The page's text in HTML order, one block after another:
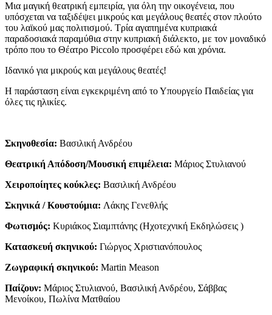
Μια μαγική θεατρική εμπειρία, για όλη την οικογένεια, που
υπόσχεται να ταξιδέψει μικρούς και μεγάλους θεατές στον πλούτο
του λαϊκού μας πολιτισμού. Τρία αγαπημένα κυπριακά
παραδοσιακά παραμύθια στην κυπριακή διάλεκτο, με τον μοναδικό
τρόπο που το Θέατρο Piccolo προσφέρει εδώ και χρόνια.
Ιδανικό για μικρούς και μεγάλους θεατές!
Η παράσταση είναι εγκεκριμένη από το Υπουργείο Παιδείας για
όλες τις ηλικίες.
Σκηνοθεσία: Βασιλική Ανδρέου
Θεατρική Απόδοση/Μουσική επιμέλεια: Μάριος Στυλιανού
Χειροποίητες κούκλες: Βασιλική Ανδρέου
Σκηνικά / Κουστούμια: Λάκης Γενεθλής
Φωτισμός: Κυριάκος Σιαμπτάνης (Ηχοτεχνική Εκδηλώσεις )
Κατασκευή σκηνικού: Γιώργος Χριστιανόπουλος
Ζωγραφική σκηνικού: Martin Meason
Παίζουν: Μάριος Στυλιανού, Βασιλική Ανδρέου, Σάββας
Μενοίκου, Πωλίνα Ματθαίου